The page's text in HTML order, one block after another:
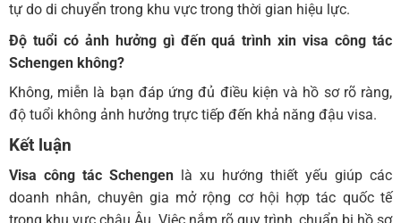
tự do di chuyển trong khu vực trong thời gian hiệu lực.
Độ tuổi có ảnh hưởng gì đến quá trình xin visa công tác
Schengen không?
Không, miễn là bạn đáp ứng đủ điều kiện và hồ sơ rõ ràng,
độ tuổi không ảnh hưởng trực tiếp đến khả năng đậu visa.
Kết luận
Visa công tác Schengen là xu hướng thiết yếu giúp các
doanh nhân, chuyên gia mở rộng cơ hội hợp tác quốc tế